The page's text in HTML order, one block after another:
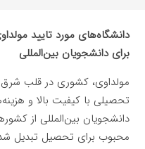
دانشگاه‌های مورد تایید
برای دانشجویان بین‌المللی
مولداوی، کشوری در قلب شرق
تحصیلی با کیفیت بالا و
دانشجویان بین‌المللی از
محبوب برای تحصیل تبدیل